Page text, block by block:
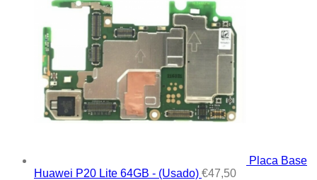
Placa Base
Huawei P20 Lite 64GB - (Usado) €47,50